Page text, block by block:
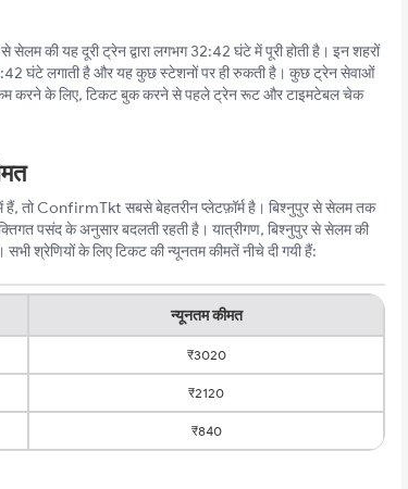
की यह दूरी ट्रेन द्वारा लगभग 32:42 घंटे में पूरी होती है। इन शहरों
घंटे लगाती है और यह कुछ स्टेशनों पर ही रुकती है। कुछ ट्रेन सेवाओं
करने के लिए, टिकट बुक करने से पहले ट्रेन रूट और टाइमटेबल चेक
तो ConfirmTkt सबसे बेहतरीन प्लेटफ़ॉर्म है। बिश्नुपुर से सेलम तक
पसंद के अनुसार बदलती रहती है। यात्रीगण, बिश्नुपुर से सेलम की
श्रेणियों के लिए टिकट की न्यूनतम कीमतें नीचे दी गयी हैं:
न्यूनतम कीमत
₹3020
₹2120
₹840